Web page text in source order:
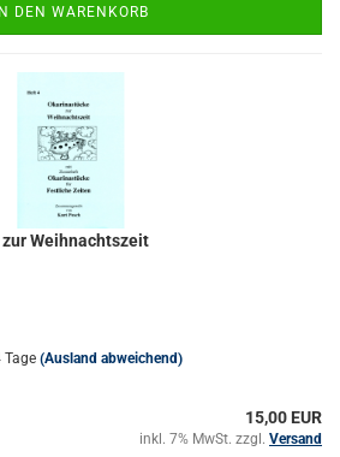
DEN WARENKORB
Weihnachtszeit
Tage (Ausland abweichend)
15,00 EUR
inkl. 7% MwSt. zzgl. Versand